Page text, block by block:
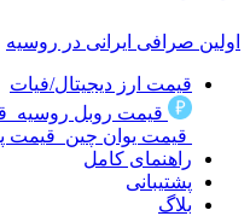
اولین صرافی ایرانی در روسیه
قیمت ارز دیجیتال/فیات
قیمت روبل روسیه
قیمت یوان چین قیمت
راهنمای کامل
پشتیبانی
بلاگ